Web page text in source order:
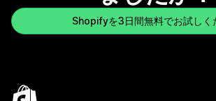
Shopifyを3日間無料でお試しく